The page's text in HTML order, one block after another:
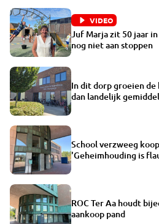
VIDEO
Juf Marja zit 50 jaar
nog niet aan stoppen
In dit dorp groeien de
dan landelijk
School verzweeg
'Geheimhouding is
ROC Ter Aa houdt
aankoop pand